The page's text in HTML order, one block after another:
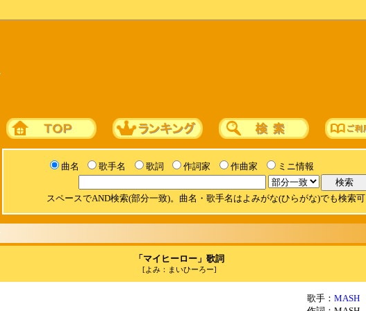
曲名 歌手名 歌詞 作詞家 作曲家 ミニ情報
スペースでAND検索(部分一致)。曲名・歌手名はよみがな(ひらがな)でも検索
「マイヒーロー」歌詞
[よみ：まいひーろー]
歌手： MASH